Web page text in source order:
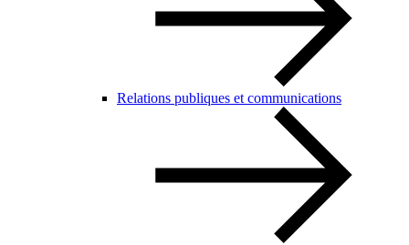
Relations publiques et communications